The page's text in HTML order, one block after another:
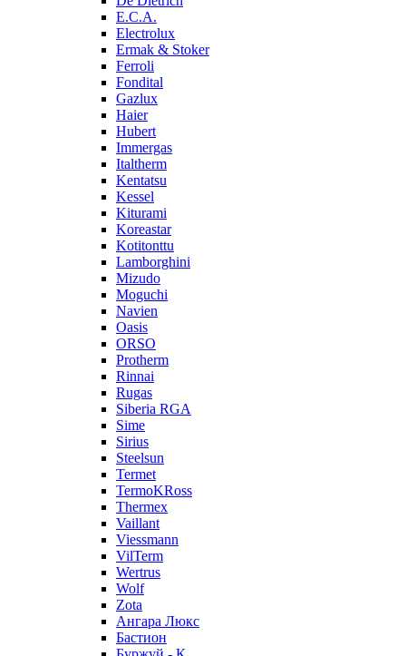
E.C.A.
Electrolux
Ermak & Stoker
Ferroli
Fondital
Gazlux
Haier
Hubert
Immergas
Italtherm
Kentatsu
Kessel
Kiturami
Koreastar
Kotitonttu
Lamborghini
Mizudo
Moguchi
Navien
Oasis
ORSO
Protherm
Rinnai
Rugas
Siberia RGA
Sime
Sirius
Steelsun
Termet
TermoKRoss
Thermex
Vaillant
Viessmann
VilTerm
Wertrus
Wolf
Zota
Ангара Люкс
Бастион